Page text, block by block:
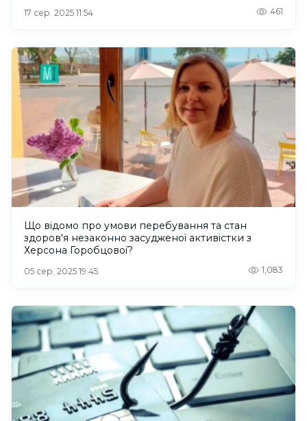
17 сер. 2025 11:54 461
Що відомо про умови перебування та стан
здоров'я незаконно засудженої активістки з
Херсона Горобцової?
05 сер. 2025 19:45 1,083